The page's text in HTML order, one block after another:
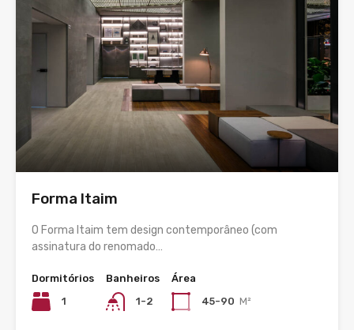
Forma Itaim
O Forma Itaim tem design contemporâneo (com
assinatura do renomado…
Dormitórios
1
Banheiros
1-2
Área
45-90 M²